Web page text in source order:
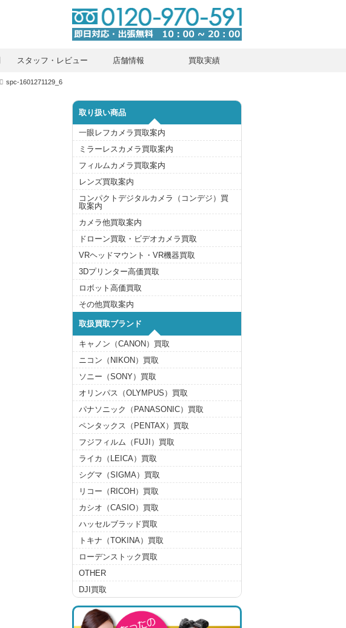
スタッフ・レビュー 店舗情報 買取実績
spc-1601271129_6
取り扱い商品
一眼レフカメラ買取案内
ミラーレスカメラ買取案内
フィルムカメラ買取案内
レンズ買取案内
コンパクトデジタルカメラ（コンデジ）買
取案内
カメラ他買取案内
ドローン買取・ビデオカメラ買取
VRヘッドマウント・VR機器買取
3Dプリンター高価買取
ロボット高価買取
その他買取案内
取扱買取ブランド
キャノン（CANON）買取
ニコン（NIKON）買取
ソニー（SONY）買取
オリンパス（OLYMPUS）買取
パナソニック（PANASONIC）買取
ペンタックス（PENTAX）買取
フジフィルム（FUJI）買取
ライカ（LEICA）買取
シグマ（SIGMA）買取
リコー（RICOH）買取
カシオ（CASIO）買取
ハッセルブラッド買取
トキナ（TOKINA）買取
ローデンストック買取
OTHER
DJI買取